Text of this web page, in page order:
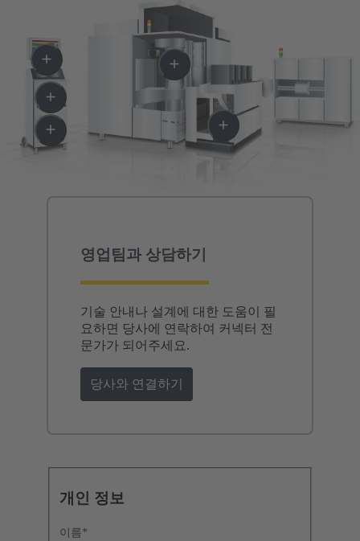
영업팀과 상담하기
기술 안내나 설계에 대한 도움이 필
요하면 당사에 연락하여 커넥터 전
문가가 되어주세요.
당사와 연결하기
개인 정보
이름*